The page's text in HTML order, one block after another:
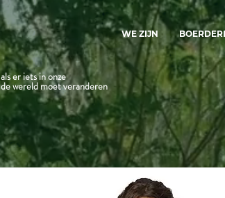
als er iets in onze
de wereld moet veranderen
WE ZIJN